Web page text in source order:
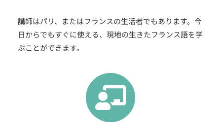
講師はパリ、またはフランスの生活者でもあります。今
日からでもすぐに使える、現地の生きたフランス語を学
ぶことができます。